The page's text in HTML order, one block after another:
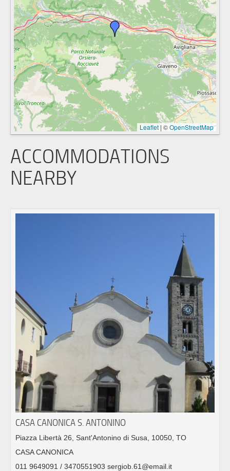
Leaflet | ©OpenStreetMap
ACCOMMODATIONS
NEARBY
CASA CANONICA S. ANTONINO
Piazza Libertà 26, Sant'Antonino di Susa, 10050, TO
CASA CANONICA
011 9649091 / 3470551903 sergiob.61@email.it